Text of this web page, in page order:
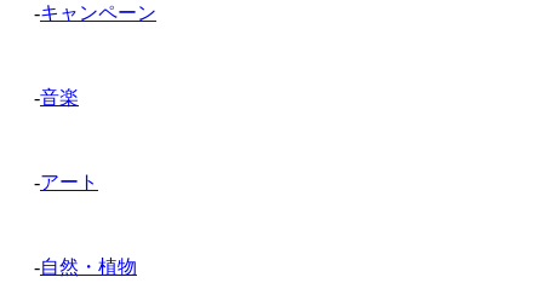
-キャンペーン
-音楽
-アート
-自然・植物